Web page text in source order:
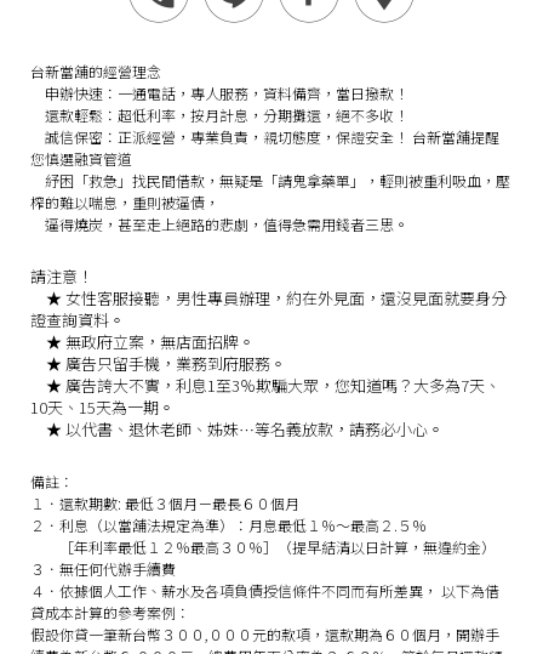
台新當舖的經營理念
申辦快速： 一通電話，專人服務，資料備齊，當日撥款！
還款輕鬆： 超低利率，按月計息，分期攤還，絕不多收！
誠信保密： 正派經營，專業負責，親切態度，保證安全！ 台新當舖提醒
您慎選融資管道
紓困「救急」找民間借款，無疑是「請鬼拿藥單」，輕則被重利吸血，壓
榨的難以喘息，重則被逼債，
逼得燒炭，甚至走上絕路的悲劇，值得急需用錢者三思。
請注意！
★女性客服接聽，男性專員辦理，約在外見面，還沒見面就要身分
證查詢資料。
★無政府立案，無店面招牌。
★ 廣告只留手機，業務到府服務。
★ 廣告誇大不實，利息1至3％欺騙大眾，您知道嗎？大多為7天、
10天、15天為一期。
★以代書、退休老師、姊妹…等名義放款，請務必小心。
備註：
１．還款期數: 最低３個月－最長６０個月
２．利息（以當舖法規定為準）：月息最低１％～最高２.５％
［年利率最低１２％最高３０％］（提早結清以日計算，無違約金）
３．無任何代辦手續費
４．依據個人工作、薪水及各項負債授信條件不同而有所差異， 以下為借
貸成本計算的參考案例：
假設你貸一筆新台幣３００,０００元的款項，還款期為６０個月，開辦手